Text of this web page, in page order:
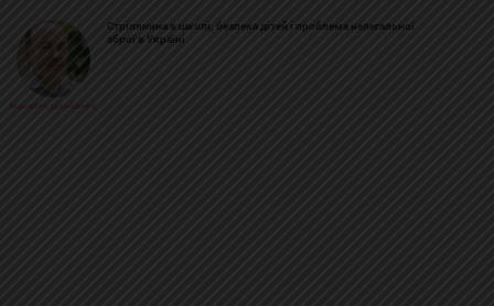
Михайло Цимбалюк
Стрілянина в школі, безпека дітей і проблема нелегальної
зброї в Україні